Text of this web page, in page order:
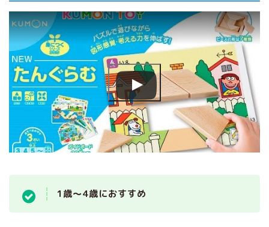
1歳～4歳におすすめ